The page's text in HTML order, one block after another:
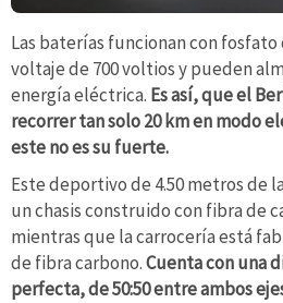
Las baterías funcionan con
voltaje de 700 voltios y pueden
energía eléctrica. Es así, que el
recorrer tan solo 20 km en modo
este no es su fuerte.
Este deportivo de 4.50 metros de
un chasis construido con fibra de
mientras que la carrocería está
de fibra carbono.Cuenta con una
perfecta, de 50:50 entre ambos